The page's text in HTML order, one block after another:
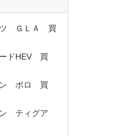
ツ ＧＬＡ 買
ドHEV 買
ン ポロ 買
ティグア